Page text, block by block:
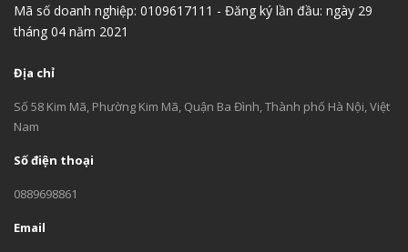
Mã số doanh nghiệp: 0109617111 - Đăng ký lần đầu: ngày 29
tháng 04 năm 2021
Địa chỉ
Số 58 Kim Mã, Phường Kim Mã, Quận Ba Đình, Thành phố Hà Nội, Việt
Nam
Số điện thoại
0889698861
Email